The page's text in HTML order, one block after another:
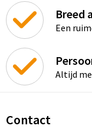
Breed
Een
Altijd
Contact